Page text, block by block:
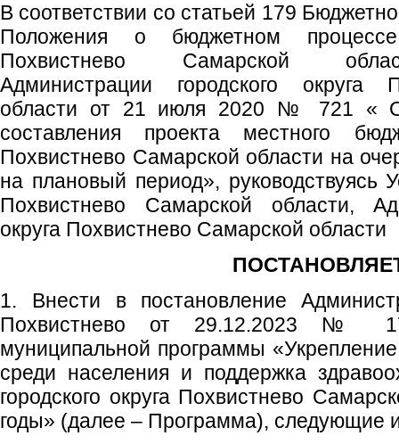
В соответствии со статьей 179
Положения о бюджетном
Похвистнево Самарской
Администрации городского округа
области от 21 июля 2020 № 721 «
составления проекта местного
Похвистнево Самарской области на
на плановый период», руководствуясь
Похвистнево Самарской области,
округа Похвистнево Самарской области
1. Внести в постановление
Похвистнево от 29.12.2023 №
муниципальной программы
среди населения и поддержка
городского округа Похвистнево
годы» (далее – Программа), следующие